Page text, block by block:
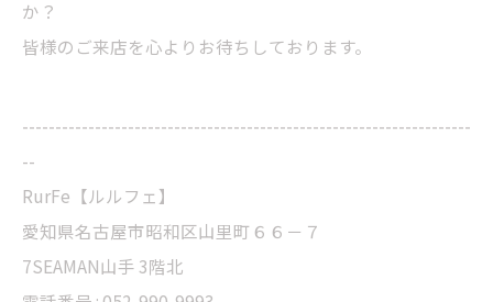
か？
皆様のご来店を心よりお待ちしております。
--------------------------------------------------------------------
--
RurFe【ルルフェ】
愛知県名古屋市昭和区山里町６６－７
7SEAMAN山手 3階北